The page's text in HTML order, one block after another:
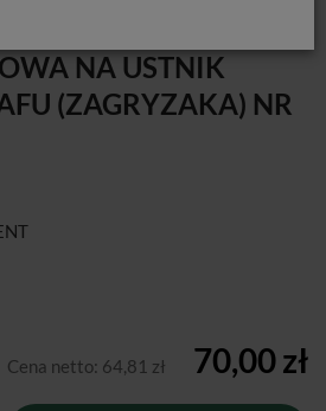
NA USTNIK
(ZAGRYZAKA) NR
Cena netto: 64,81 zł 70,00 zł